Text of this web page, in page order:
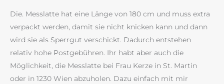
Die. Messlatte hat eine Länge von 180 cm und muss extra
verpackt werden, damit sie nicht knicken kann und dann
wird sie als Sperrgut verschickt. Dadurch entstehen
relativ hohe Postgebühren. Ihr habt aber auch die
Möglichkeit, die Messlatte bei Frau Kerze in St. Martin
oder in 1230 Wien abzuholen. Dazu einfach mit mir